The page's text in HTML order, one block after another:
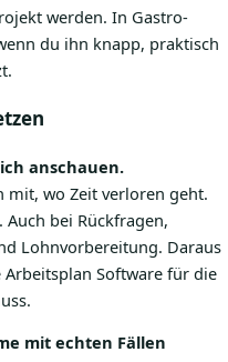
werden. In Gastro-
du ihn knapp, praktisch
anschauen.
mit, wo Zeit verloren geht.
bei Rückfragen,
Lohnvorbereitung. Daraus
Software für die
mit echten Fällen